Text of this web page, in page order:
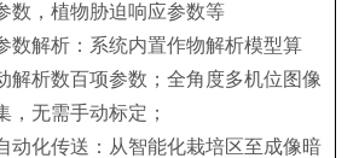
数，植物胁迫响应参数等
数解析：系统内置作物解析模型算
解析数百项参数；全角度多机位图像
，无需手动标定；
动化传送：从智能化栽培区至成像暗